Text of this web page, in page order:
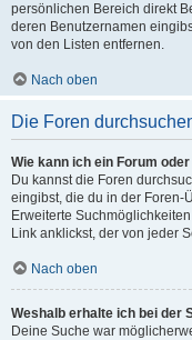
persönlichen Bereich direkt
deren Benutzernamen
von den Listen entfernen.
Nach oben
Die Foren
Wie kann ich ein Forum
Du kannst die Foren
eingibst, die du in der Foren-
Erweiterte
Link anklickst, der von jeder
Nach oben
Weshalb erhalte ich bei der
Deine Suche war